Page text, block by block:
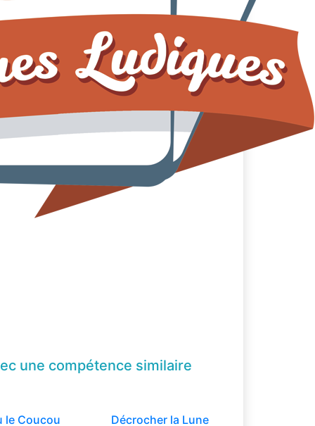
une compétence similaire
le Coucou Décrocher la Lune